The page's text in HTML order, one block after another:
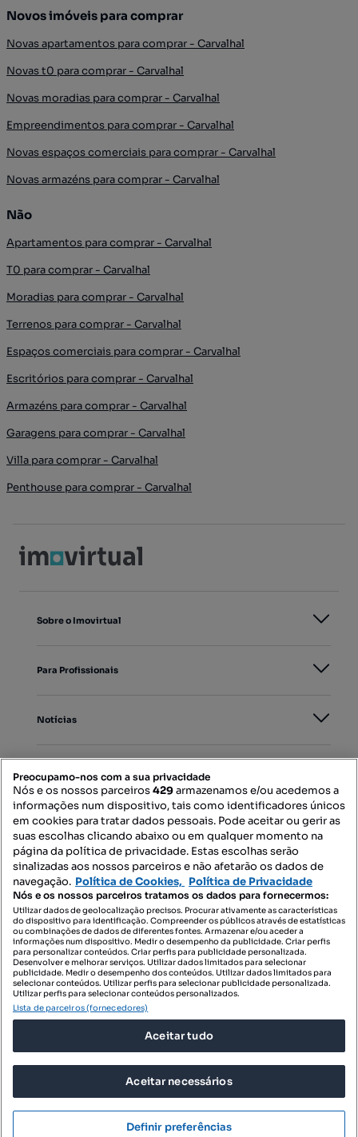
Novos imóveis para comprar
Novas apartamentos para comprar - Carvalhal
Novas t0 para comprar - Carvalhal
Novas moradias para comprar - Carvalhal
Empreendimentos para comprar - Carvalhal
Novas espaços comerciais para comprar - Carvalhal
Novas armazéns para comprar - Carvalhal
Não
Apartamentos para comprar - Carvalhal
T0 para comprar - Carvalhal
Moradias para comprar - Carvalhal
Terrenos para comprar - Carvalhal
Espaços comerciais para comprar - Carvalhal
Escritórios para comprar - Carvalhal
Armazéns para comprar - Carvalhal
Garagens para comprar - Carvalhal
Villa para comprar - Carvalhal
Penthouse para comprar - Carvalhal
Sobre o Imovirtual
Para Profissionais
Notícias
Mapa do Site
Contacte-nos
SIGA-NOS:
DESCARREGAR NA:
© 2026 Imovirtual.com, OLX Portugal, S.A.
TERMOS DE UTILIZAÇÃO
POLÍTICA DE PRIVACIDADE
Preocupamo-nos com a sua privacidade
Nós e os nossos parceiros429armazenamos e/ou acedemos a
informações num dispositivo, tais como identificadores únicos
em cookies para tratar dados pessoais. Pode aceitar ou gerir as
suas escolhas clicando abaixo ou em qualquer momento na
página da política de privacidade. Estas escolhas serão
sinalizadas aos nossos parceiros e não afetarão os dados de
navegação. Política de Cookies, Política de Privacidade
Nós e os nossos parceiros tratamos os dados para fornecermos:
Utilizar dados de geolocalização precisos. Procurar ativamente as características
do dispositivo para identificação. Compreender os públicos através de estatísticas
ou combinações de dados de diferentes fontes. Armazenar e/ou aceder a
informações num dispositivo. Medir o desempenho da publicidade. Criar perfis
para personalizar conteúdos. Criar perfis para publicidade personalizada.
Desenvolver e melhorar serviços. Utilizar dados limitados para selecionar
publicidade. Medir o desempenho dos conteúdos. Utilizar dados limitados para
selecionar conteúdos. Utilizar perfis para selecionar publicidade personalizada.
Utilizar perfis para selecionar conteúdos personalizados.
Lista de parceiros (fornecedores)
Aceitar tudo
Aceitar necessários
Definir preferências